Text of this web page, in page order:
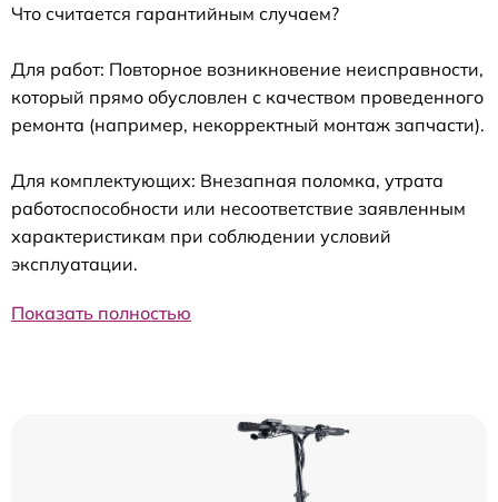
Что считается гарантийным случаем?
Для работ: Повторное возникновение неисправности,
который прямо обусловлен с качеством проведенного
ремонта (например, некорректный монтаж запчасти).
Для комплектующих: Внезапная поломка, утрата
работоспособности или несоответствие заявленным
характеристикам при соблюдении условий
эксплуатации.
Показать полностью